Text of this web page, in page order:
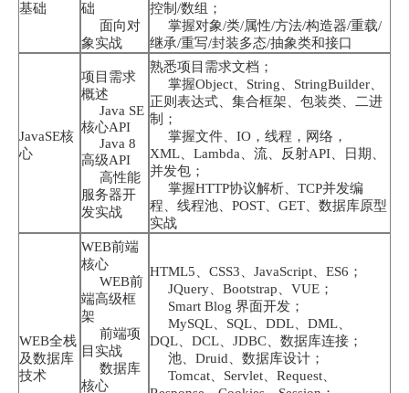
基础
础
面向对
象实战
控制/数组；
掌握对象/类/属性/方法/构造器/重载/
继承/重写/封装多态/抽象类和接口
JavaSE核
心
项目需求
概述
Java SE
核心API
Java 8
高级API
高性能
服务器开
发实战
熟悉项目需求文档；
掌握Object、String、StringBuilder、
正则表达式、集合框架、包装类、二进
制；
掌握文件、IO，线程，网络，
XML、Lambda、流、反射API、日期、
并发包；
掌握HTTP协议解析、TCP并发编
程、线程池、POST、GET、数据库原型
实战
WEB全栈
及数据库
技术
WEB前端
核心
WEB前
端高级框
架
前端项
目实战
数据库
核心
HTML5、CSS3、JavaScript、ES6；
JQuery、Bootstrap、VUE；
Smart Blog 界面开发；
MySQL、SQL、DDL、DML、
DQL、DCL、JDBC、数据库连接；
池、Druid、数据库设计；
Tomcat、Servlet、Request、